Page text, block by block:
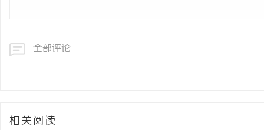
全部评论
相关阅读